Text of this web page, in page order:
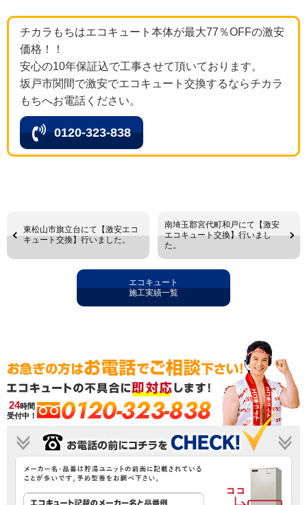
チカラもちはエコキュート本体が最大77％OFFの激安
価格！！
安心の10年保証込で工事させて頂いております。
坂戸市関間で激安でエコキュート交換するならチカラ
もちへお電話ください。
0120-323-838
東松山市旗立台にて【激安エコ
キュート交換】行いました。
南埼玉郡宮代町和戸にて【激安
エコキュート交換】行いまし
た。
エコキュート
施工実績一覧
24時間
受付中！
0120-323-838